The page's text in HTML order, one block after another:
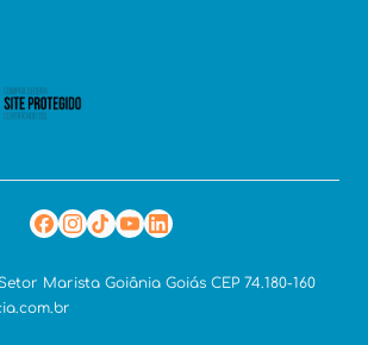
Marista Goiânia Goiás CEP 74.180-160